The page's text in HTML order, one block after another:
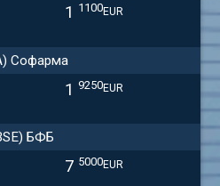
1 1100EUR
Софарма
1 9250EUR
БФБ
7 5000EUR